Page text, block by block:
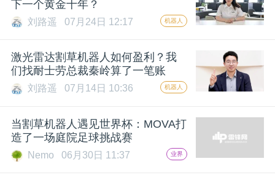
公
课
下一个黄金十年？
刘路遥 07月24日 12:17 机器人
激光雷达割草机器人如何盈利？我
们找耐士劳总裁秦岭算了一笔账
刘路遥 07月14日 10:36 机器人
当割草机器人遇见世界杯：MOVA打
造了一场庭院足球挑战赛
Nemo 06月30日 11:37 业界